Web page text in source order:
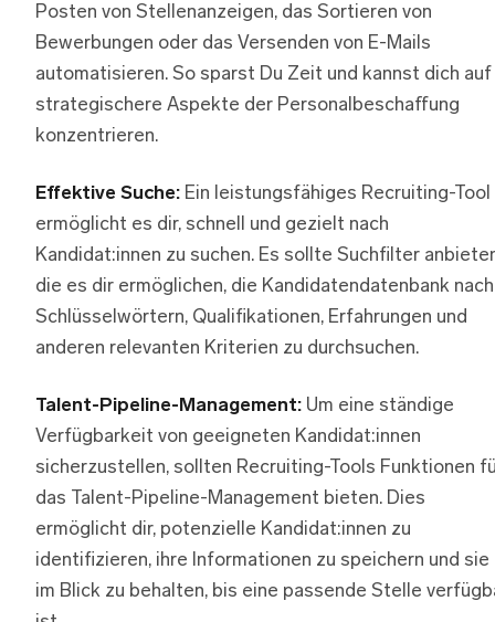
Posten von Stellenanzeigen, das Sortieren von
Bewerbungen oder das Versenden von E-Mails
automatisieren. So sparst Du Zeit und kannst dich auf
strategischere Aspekte der Personalbeschaffung
konzentrieren.
Effektive Suche: Ein leistungsfähiges Recruiting-Tool
ermöglicht es dir, schnell und gezielt nach
Kandidat:innen zu suchen. Es sollte Suchfilter
die es dir ermöglichen, die Kandidatendatenbank nach
Schlüsselwörtern, Qualifikationen, Erfahrungen und
anderen relevanten Kriterien zu durchsuchen.
Talent-Pipeline-Management: Um eine ständige
Verfügbarkeit von geeigneten Kandidat:innen
sicherzustellen, sollten Recruiting-Tools Funktionen
das Talent-Pipeline-Management bieten. Dies
ermöglicht dir, potenzielle Kandidat:innen zu
identifizieren, ihre Informationen zu speichern und sie
im Blick zu behalten, bis eine passende Stelle